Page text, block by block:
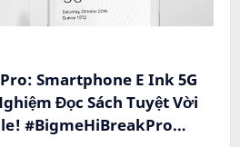
Smartphone E Ink 5G
Đọc Sách Tuyệt Vời
#BigmeHiBreakPro